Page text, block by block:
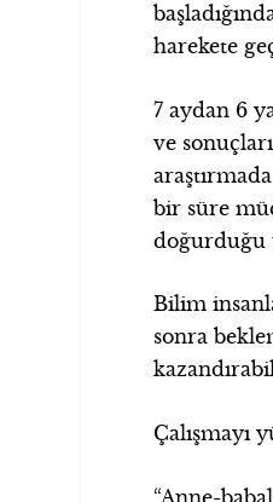
harekete
7 aydan 6
ve
bir süre
doğurduğu
Bilim
sonra
Çalışmayı
“Anne-